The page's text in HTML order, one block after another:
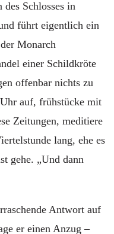
Schlosses in
führt eigentlich ein
Monarch
einer Schildkröte
offenbar nichts zu
auf, frühstücke mit
Zeitungen, meditiere
lang, ehe es
gehe. „Und dann
Antwort auf
er einen Anzug –